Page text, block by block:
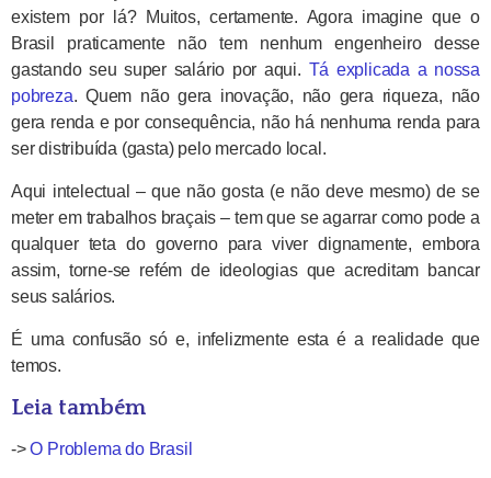
existem por lá? Muitos, certamente. Agora imagine que o
Brasil praticamente não tem nenhum engenheiro desse
gastando seu super salário por aqui. Tá explicada a nossa
pobreza. Quem não gera inovação, não gera riqueza, não
gera renda e por consequência, não há nenhuma renda para
ser distribuída (gasta) pelo mercado local.
Aqui intelectual – que não gosta (e não deve mesmo) de se
meter em trabalhos braçais – tem que se agarrar como pode a
qualquer teta do governo para viver dignamente, embora
assim, torne-se refém de ideologias que acreditam bancar
seus salários.
É uma confusão só e, infelizmente esta é a realidade que
temos.
Leia também
->O Problema do Brasil